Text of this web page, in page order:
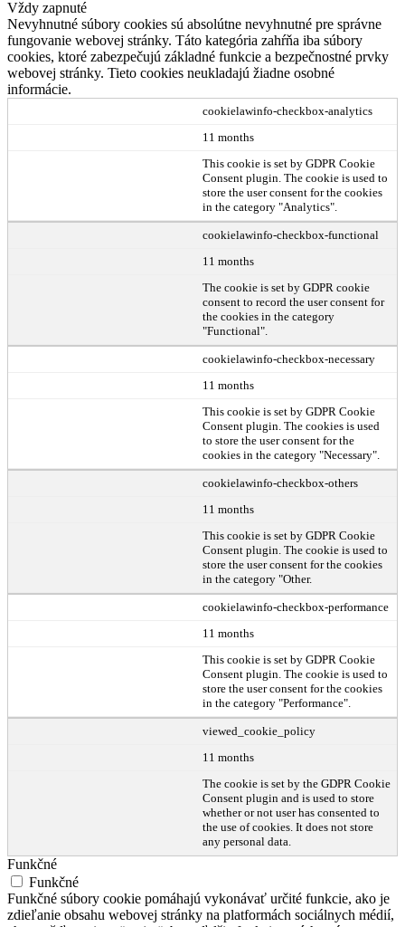
Vždy zapnuté
Nevyhnutné súbory cookies sú absolútne nevyhnutné pre správne
fungovanie webovej stránky. Táto kategória zahŕňa iba súbory
cookies, ktoré zabezpečujú základné funkcie a bezpečnostné prvky
webovej stránky. Tieto cookies neukladajú žiadne osobné
informácie.
cookielawinfo-checkbox-analytics
11 months
This cookie is set by GDPR Cookie
Consent plugin. The cookie is used to
store the user consent for the cookies
in the category "Analytics".
cookielawinfo-checkbox-functional
11 months
The cookie is set by GDPR cookie
consent to record the user consent for
the cookies in the category
"Functional".
cookielawinfo-checkbox-necessary
11 months
This cookie is set by GDPR Cookie
Consent plugin. The cookies is used
to store the user consent for the
cookies in the category "Necessary".
cookielawinfo-checkbox-others
11 months
This cookie is set by GDPR Cookie
Consent plugin. The cookie is used to
store the user consent for the cookies
in the category "Other.
cookielawinfo-checkbox-performance
11 months
This cookie is set by GDPR Cookie
Consent plugin. The cookie is used to
store the user consent for the cookies
in the category "Performance".
viewed_cookie_policy
11 months
The cookie is set by the GDPR Cookie
Consent plugin and is used to store
whether or not user has consented to
the use of cookies. It does not store
any personal data.
Funkčné
Funkčné
Funkčné súbory cookie pomáhajú vykonávať určité funkcie, ako je
zdieľanie obsahu webovej stránky na platformách sociálnych médií,